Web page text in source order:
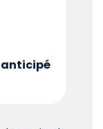
anticipé